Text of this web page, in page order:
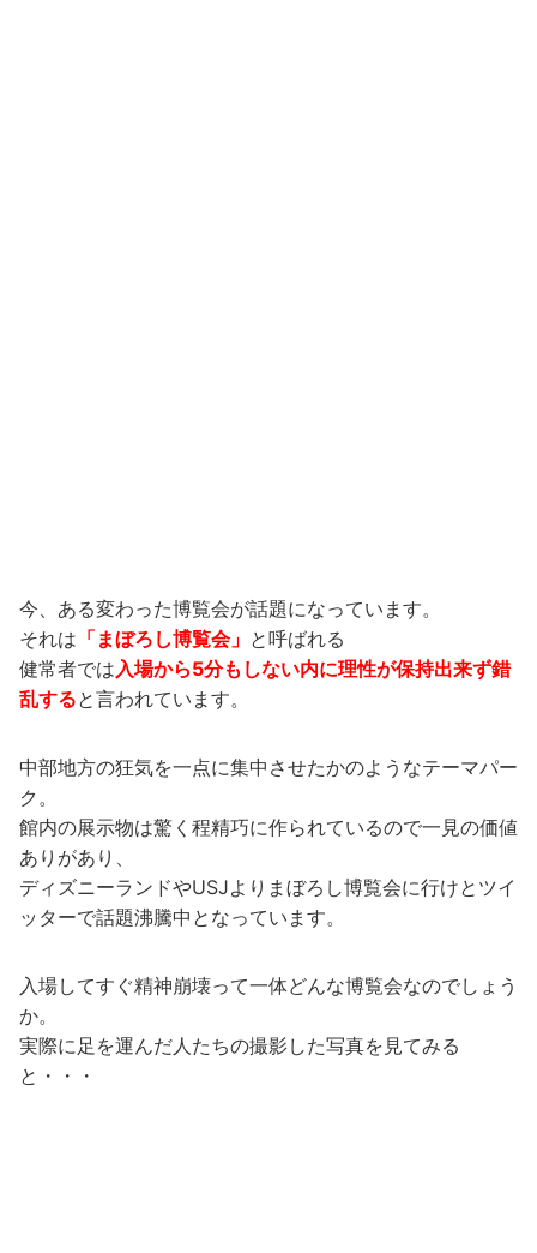
今、ある変わった博覧会が話題になっています。
それは 「まぼろし博覧会」 と呼ばれる
健常者では入場から5分もしない内に理性が保持出来ず錯
乱すると言われています。
中部地方の狂気を一点に集中させたかのようなテーマパー
ク。
館内の展示物は驚く程精巧に作られているので一見の価値
ありがあり、
ディズニーランドやUSJよりまぼろし博覧会に行けとツイ
ッターで話題沸騰中となっています。
入場してすぐ精神崩壊って一体どんな博覧会なのでしょう
か。
実際に足を運んだ人たちの撮影した写真を見てみる
と・・・